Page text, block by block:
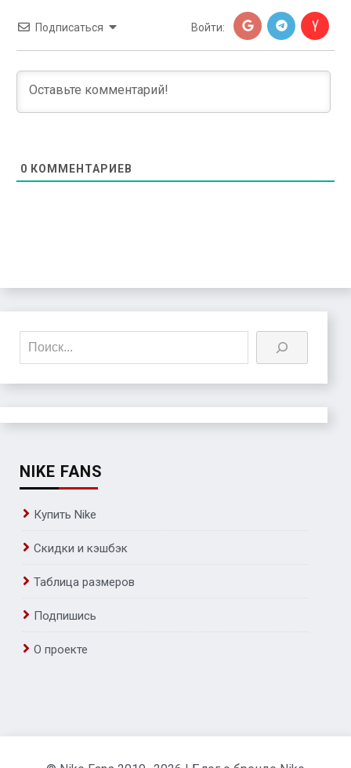
Подписаться Войти:
0 КОММЕНТАРИЕВ
Поиск
NIKE FANS
Купить Nike
Скидки и кэшбэк
Таблица размеров
Подпишись
О проекте